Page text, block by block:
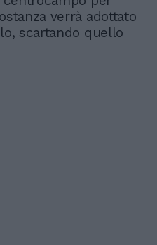
verrà adottato
scartando quello